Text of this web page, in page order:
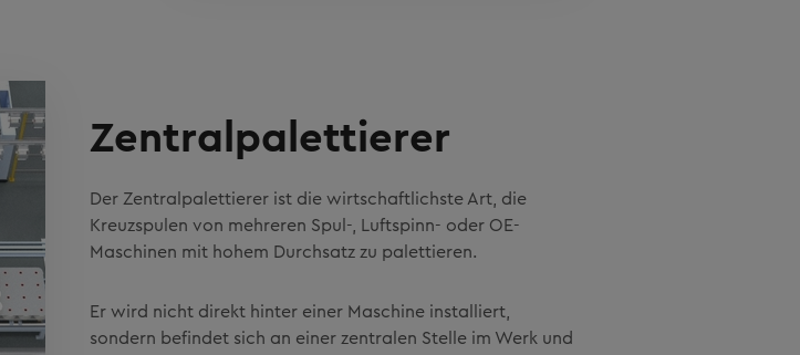
Zentralpalettierer
Der Zentralpalettierer ist die wirtschaftlichste Art, die
Kreuzspulen von mehreren Spul-, Luftspinn- oder OE-
Maschinen mit hohem Durchsatz zu palettieren.
Er wird nicht direkt hinter einer Maschine installiert,
sondern befindet sich an einer zentralen Stelle im Werk und